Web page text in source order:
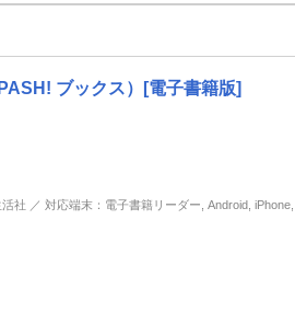
ブックス）[電子書籍版]
社 ／ 対応端末：電子書籍リーダー, Android, iPhone,